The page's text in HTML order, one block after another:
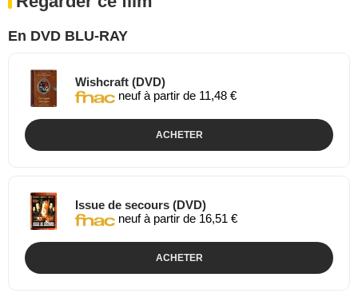
En DVD BLU-RAY
Wishcraft (DVD)
neuf à partir de 11,48 €
ACHETER
Issue de secours (DVD)
neuf à partir de 16,51 €
ACHETER